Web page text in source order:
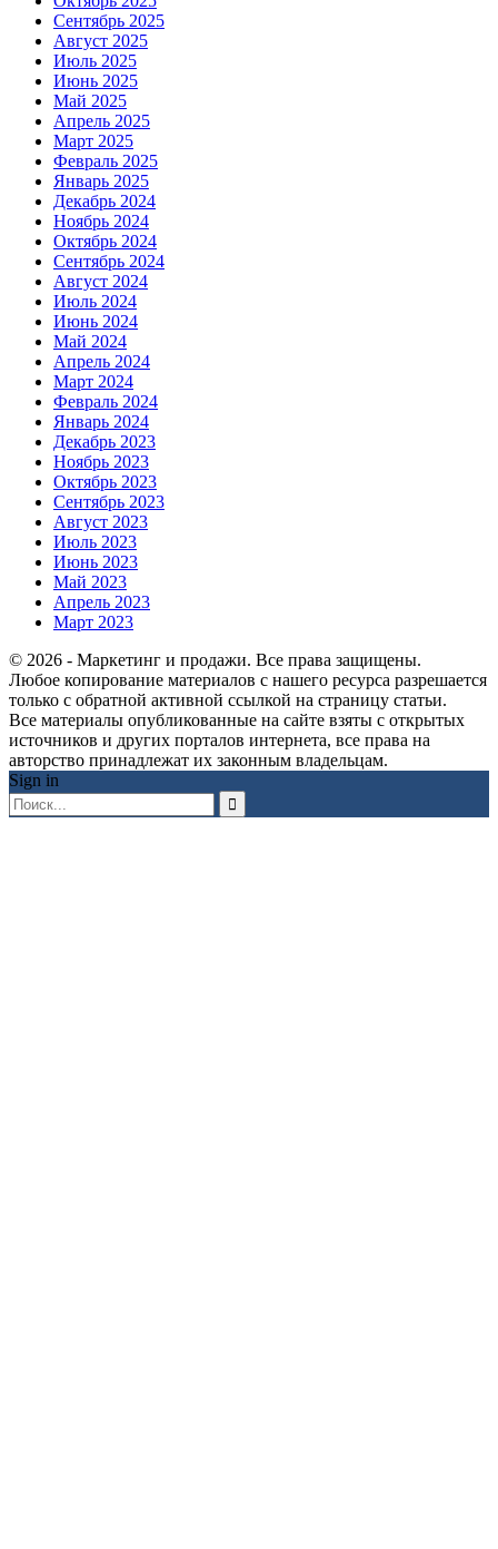
Сентябрь 2025
Август 2025
Июль 2025
Июнь 2025
Май 2025
Апрель 2025
Март 2025
Февраль 2025
Январь 2025
Декабрь 2024
Ноябрь 2024
Октябрь 2024
Сентябрь 2024
Август 2024
Июль 2024
Июнь 2024
Май 2024
Апрель 2024
Март 2024
Февраль 2024
Январь 2024
Декабрь 2023
Ноябрь 2023
Октябрь 2023
Сентябрь 2023
Август 2023
Июль 2023
Июнь 2023
Май 2023
Апрель 2023
Март 2023
© 2026 - Маркетинг и продажи. Все права защищены.
Любое копирование материалов с нашего ресурса разрешается
только с обратной активной ссылкой на страницу статьи.
Все материалы опубликованные на сайте взяты с открытых
источников и других порталов интернета, все права на
авторство принадлежат их законным владельцам.
Sign in